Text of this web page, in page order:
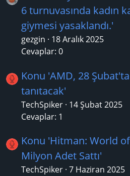
6 turnuvasında kadın
giymesi yasaklandı.'
gezgin
18 Aralık 2025
Cevaplar: 0
Konu 'AMD, 28
tanıtacak'
TechSpiker 14 Şubat 2025
Cevaplar: 1
Konu 'Hitman: World
Milyon Adet Sattı'
TechSpiker 7 Haziran 2025